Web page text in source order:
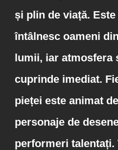
și plin de viață.
întâlnesc oameni
lumii, iar atmosfera
cuprinde imediat.
pieței este animat
personaje de
performeri talentați.